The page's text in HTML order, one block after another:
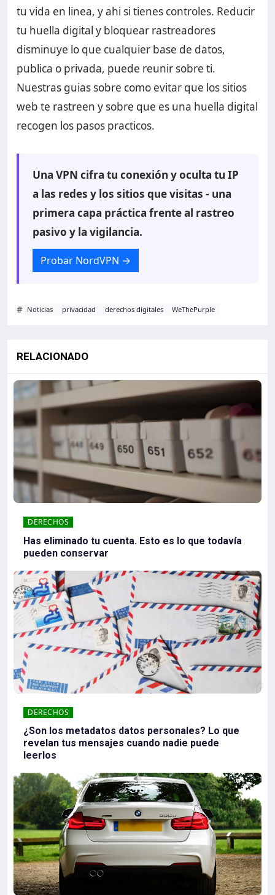
tu vida en linea, y ahi si tienes controles. Reducir
tu huella digital y bloquear rastreadores
disminuye lo que cualquier base de datos,
publica o privada, puede reunir sobre ti.
Nuestras guias sobre como evitar que los sitios
web te rastreen y sobre que es una huella digital
recogen los pasos practicos.
Una VPN cifra tu conexión y oculta tu IP
a las redes y los sitios que visitas - una
primera capa práctica frente al rastreo
pasivo y la vigilancia.
Probar NordVPN →
# Noticias privacidad derechos digitales WeThePurple
RELACIONADO
DERECHOS
Has eliminado tu cuenta. Esto es lo que todavía
pueden conservar
DERECHOS
¿Son los metadatos datos personales? Lo que
revelan tus mensajes cuando nadie puede
leerlos